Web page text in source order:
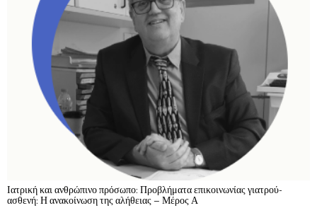
Ιατρική και ανθρώπινο πρόσωπο: Προβλήματα επικοινωνίας γιατρού-
ασθενή: Η ανακοίνωση της αλήθειας – Μέρος Α